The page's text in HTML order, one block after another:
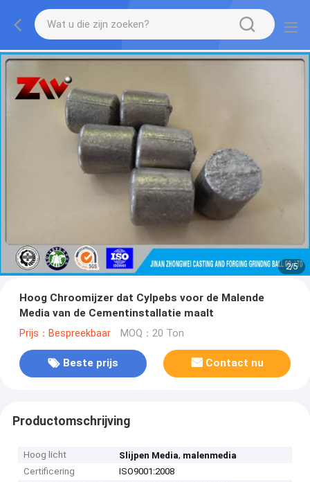
2/5
Hoog Chroomijzer dat Cylpebs voor de Malende
Media van de Cementinstallatie maalt
Prijs：Bespreekbaar MOQ：20 Ton
Beste prijs Contact nu
Productomschrijving
Hoog licht Slijpen Media, malenmedia
Certificering
ISO9001:2008